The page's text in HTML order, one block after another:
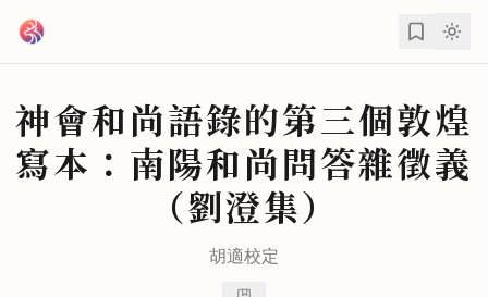
神會和尚語錄的第三個敦煌
寫本：南陽和尚問答雜徵義
（劉澄集）
胡適校定